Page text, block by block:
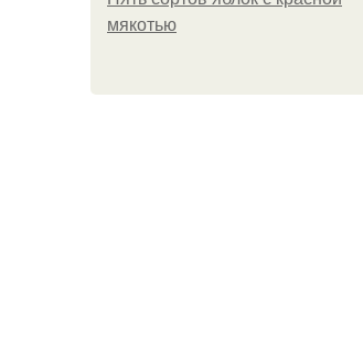
мякотью